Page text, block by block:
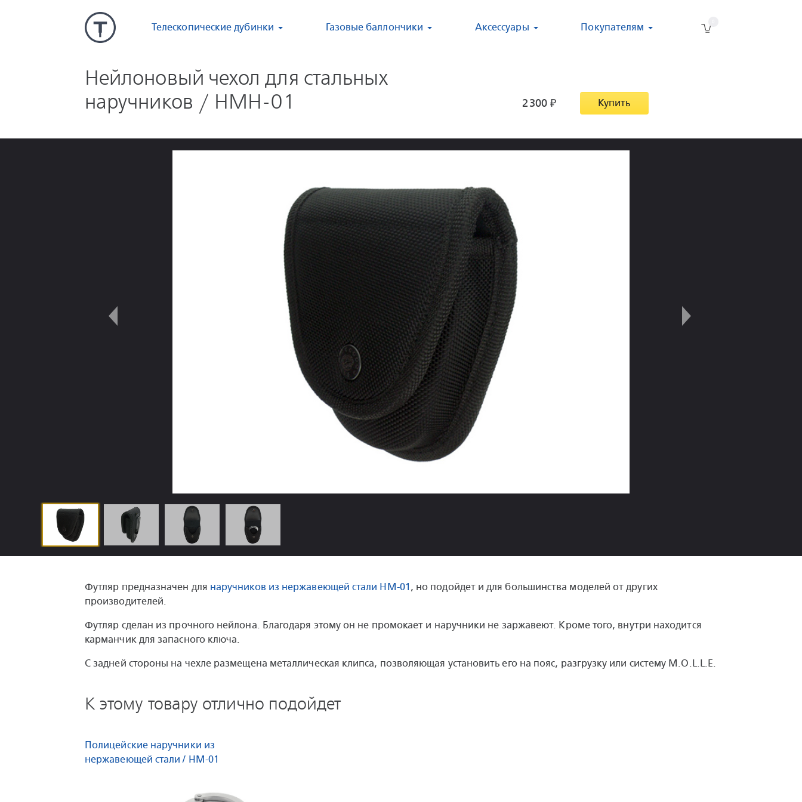
Телескопические дубинки Газовые баллончики Аксессуары Покупателям
Нейлоновый чехол для стальных
наручников / HMH-01
2 300 ₽ Купить
Футляр предназначен для наручников из нержавеющей стали HM-01 , но подойдет и для большинства моделей от других
производителей.
Футляр сделан из прочного нейлона. Благодаря этому он не промокает и наручники не заржавеют. Кроме того, внутри находится
карманчик для запасного ключа.
С задней стороны на чехле размещена металлическая клипса, позволяющая установить его на пояс, разгрузку или систему M.O.L.L.E.
К этому товару отлично подойдет
Полицейские наручники из
нержавеющей стали / HM-01